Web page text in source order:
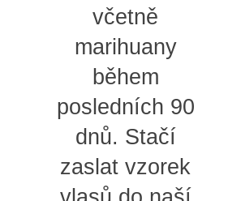
včetně
marihuany
během
posledních 90
dnů. Stačí
zaslat vzorek